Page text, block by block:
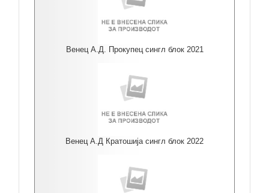
Венец А.Д. Прокупец сингл блок 2021
Венец А.Д Кратошија сингл блок 2022